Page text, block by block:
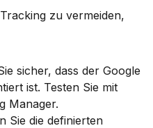
zu vermeiden,
sicher, dass der Google
ist. Testen Sie mit
Manager.
Sie die definierten